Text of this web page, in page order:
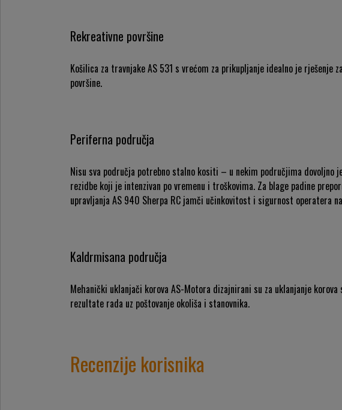
Rekreativne površine
Košilica za travnjake AS 531 s vrećom za prikupljanje idealno je
površine.
Periferna područja
Nisu sva područja potrebno stalno kositi – u nekim područjima
rezidbe koji je intenzivan po vremenu i troškovima. Za blage padine
upravljanja AS 940 Sherpa RC jamči učinkovitost i sigurnost operatera
Kaldrmisana područja
Mehanički uklanjači korova AS-Motora dizajnirani su za uklanjanje
rezultate rada uz poštovanje okoliša i stanovnika.
Recenzije korisnika